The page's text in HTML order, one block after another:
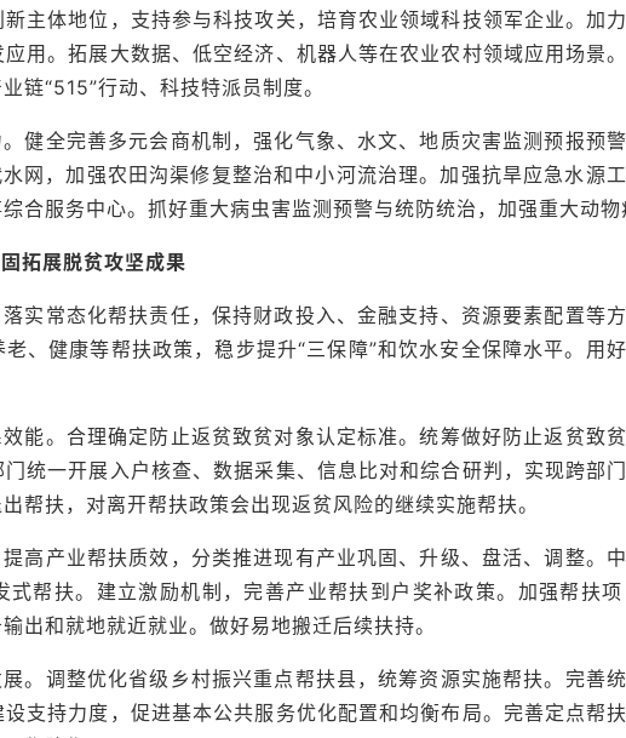
主体地位，支持参与科技攻关，培育农业领域科技领军企业。加
用。拓展大数据、低空经济、机器人等在农业农村领域应用场景
链“515”行动、科技特派员制度。
。健全完善多元会商机制，强化气象、水文、地质灾害监测预报预
网，加强农田沟渠修复整治和中小河流治理。加强抗旱应急水源
合服务中心。抓好重大病虫害监测预警与统防统治，加强重大动物
拓展脱贫攻坚成果
落实常态化帮扶责任，保持财政投入、金融支持、资源要素配置等
、健康等帮扶政策，稳步提升“三保障”和饮水安全保障水平。用
效能。合理确定防止返贫致贫对象认定标准。统筹做好防止返贫致
统一开展入户核查、数据采集、信息比对和综合研判，实现跨部
帮扶，对离开帮扶政策会出现返贫风险的继续实施帮扶。
提高产业帮扶质效，分类推进现有产业巩固、升级、盘活、调整。
帮扶。建立激励机制，完善产业帮扶到户奖补政策。加强帮扶
出和就地就近就业。做好易地搬迁后续扶持。
展。调整优化省级乡村振兴重点帮扶县，统筹资源实施帮扶。完善
支持力度，促进基本公共服务优化配置和均衡布局。完善定点帮